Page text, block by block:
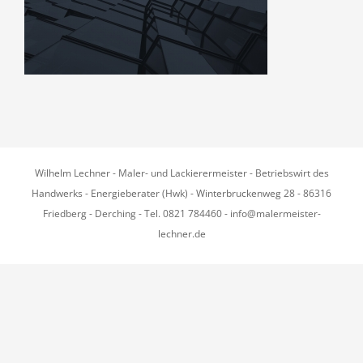
Wilhelm Lechner - Maler- und Lackierermeister - Betriebswirt des
Handwerks - Energieberater (Hwk) - Winterbruckenweg 28 - 86316
Friedberg - Derching - Tel. 0821 784460 - info@malermeister-
lechner.de